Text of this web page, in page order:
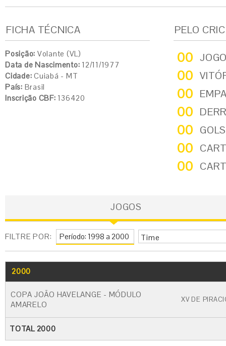
FICHA TÉCNICA
Posição: Volante (VL)
Data de Nascimento: 12/11/1977
Cidade: Cuiabá - MT
País: Brasil
Inscrição CBF: 136420
PELO
00
00
00
00
00
00
00
JOGOS
FILTRE POR: Time
2000
COPA JOÃO HAVELANGE - MÓDULO
AMARELO
XV DE
TOTAL 2000